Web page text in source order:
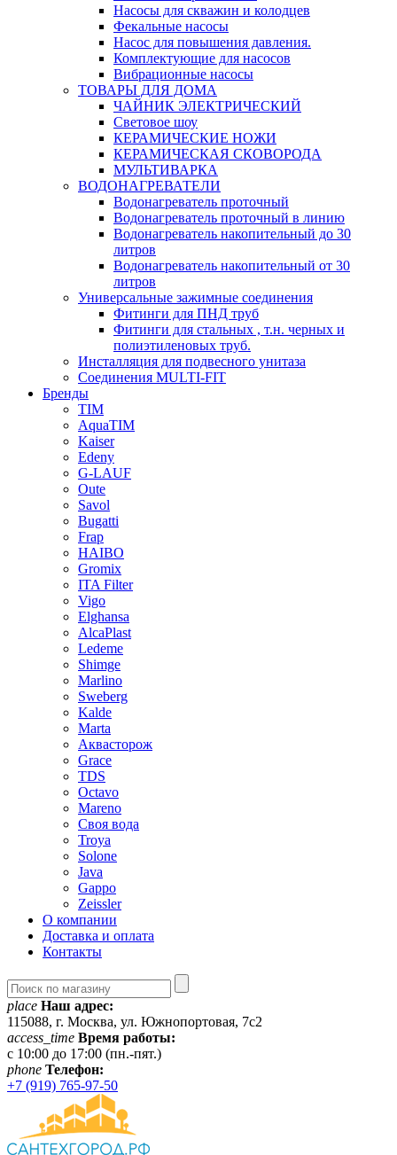
Насосы для скважин и колодцев
Фекальные насосы
Насос для повышения давления.
Комплектующие для насосов
Вибрационные насосы
ТОВАРЫ ДЛЯ ДОМА
ЧАЙНИК ЭЛЕКТРИЧЕСКИЙ
Световое шоу
КЕРАМИЧЕСКИЕ НОЖИ
КЕРАМИЧЕСКАЯ СКОВОРОДА
МУЛЬТИВАРКА
ВОДОНАГРЕВАТЕЛИ
Водонагреватель проточный
Водонагреватель проточный в линию
Водонагреватель накопительный до 30
литров
Водонагреватель накопительный от 30
литров
Универсальные зажимные соединения
Фитинги для ПНД труб
Фитинги для стальных , т.н. черных и
полиэтиленовых труб.
Инсталляция для подвесного унитаза
Соединения MULTI-FIT
Бренды
TIM
AquaTIM
Kaiser
Edeny
G-LAUF
Oute
Savol
Bugatti
Frap
HAIBO
Gromix
ITA Filter
Vigo
Elghansa
AlcaPlast
Ledeme
Shimge
Marlino
Sweberg
Kalde
Marta
Аквасторож
Grace
TDS
Octavo
Mareno
Своя вода
Troya
Solone
Java
Gappo
Zeissler
О компании
Доставка и оплата
Контакты
place Наш адрес:
115088, г. Москва, ул. Южнопортовая, 7с2
access_time Время работы:
c 10:00 до 17:00 (пн.-пят.)
phone Телефон:
+7 (919) 765-97-50